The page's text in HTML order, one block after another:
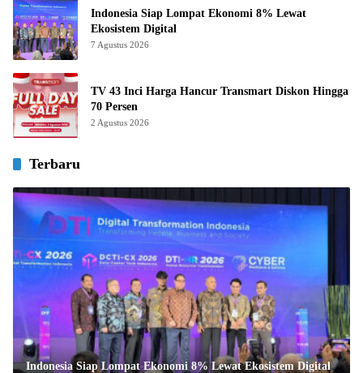
Indonesia Siap Lompat Ekonomi 8% Lewat
Ekosistem Digital
7 Agustus 2026
TV 43 Inci Harga Hancur Transmart Diskon Hingga
70 Persen
2 Agustus 2026
Terbaru
Indonesia Siap Lompat Ekonomi 8% Lewat Ekosistem Digital